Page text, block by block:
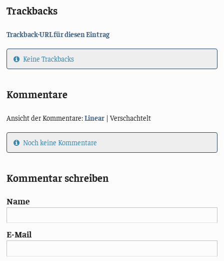
Trackbacks
Trackback-URL für diesen Eintrag
Keine Trackbacks
Kommentare
Ansicht der Kommentare:Linear | Verschachtelt
Noch keine Kommentare
Kommentar schreiben
Name
E-Mail